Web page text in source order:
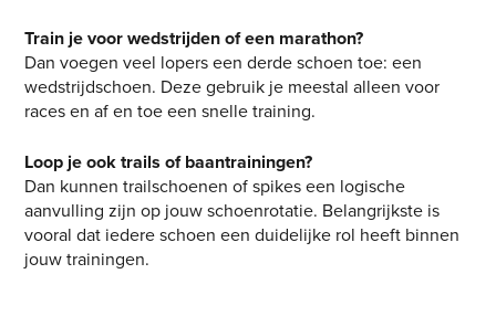
Train je voor wedstrijden of een marathon?
Dan voegen veel lopers een derde schoen toe: een
wedstrijdschoen. Deze gebruik je meestal alleen voor
races en af en toe een snelle training.
Loop je ook trails of baantrainingen?
Dan kunnen trailschoenen of spikes een logische
aanvulling zijn op jouw schoenrotatie. Belangrijkste is
vooral dat iedere schoen een duidelijke rol heeft binnen
jouw trainingen.